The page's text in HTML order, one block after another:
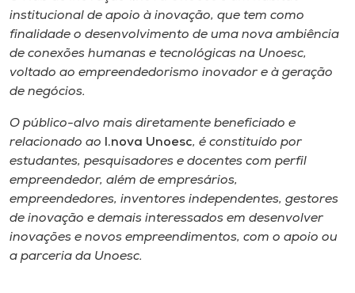
I.nova
Diplomados
Cultura
CPA
Biblioteca
institucional de apoio à inovação, que tem como
finalidade o desenvolvimento de uma nova ambiência
de conexões humanas e tecnológicas na Unoesc,
voltado ao empreendedorismo inovador e à geração
de negócios.
O público-alvo mais diretamente beneficiado e
relacionado ao
I.nova Unoesc, é constituído por
estudantes, pesquisadores e docentes com perfil
empreendedor, além de empresários,
empreendedores, inventores independentes, gestores
de inovação e demais interessados em desenvolver
inovações e novos empreendimentos, com o apoio ou
a parceria da Unoesc.